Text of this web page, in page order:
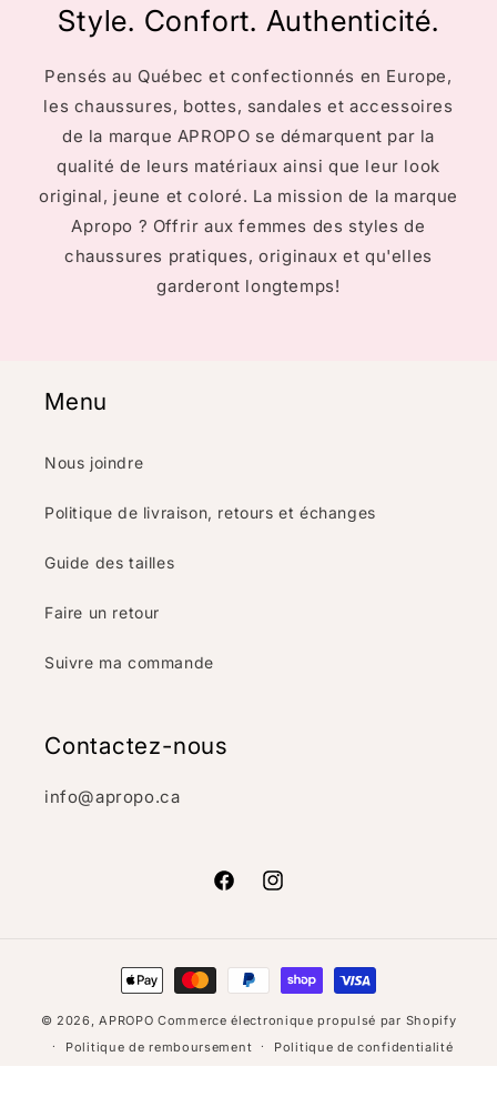
Style. Confort. Authenticité.
Pensés au Québec et confectionnés en Europe,
les chaussures, bottes, sandales et accessoires
de la marque APROPO se démarquent par la
qualité de leurs matériaux ainsi que leur look
original, jeune et coloré. La mission de la marque
Apropo ? Offrir aux femmes des styles de
chaussures pratiques, originaux et qu'elles
garderont longtemps!
Menu
Nous joindre
Politique de livraison, retours et échanges
Guide des tailles
Faire un retour
Suivre ma commande
Contactez-nous
info@apropo.ca
FacebookInstagram
Moyens
de
paiement
© 2026,APROPO Commerce électronique propulsé par Shopify
Politique de remboursement
Politique de confidentialité